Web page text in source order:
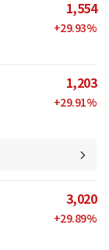
1,554
+29.93%
1,203
+29.91%
3,020
+29.89%